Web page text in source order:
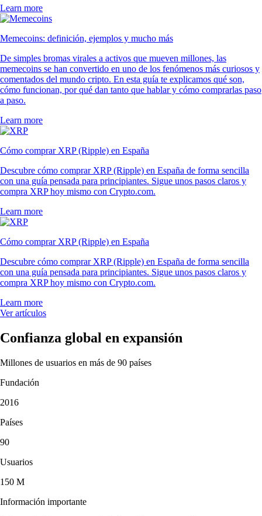
Learn more
Memecoins: definición, ejemplos y mucho más
De simples bromas virales a activos que mueven millones, las
memecoins se han convertido en uno de los fenómenos más curiosos y
comentados del mundo cripto. En esta guía te explicamos qué son,
cómo funcionan, por qué dan tanto que hablar y cómo comprarlas paso
a paso.
Learn more
Cómo comprar XRP (Ripple) en España
Descubre cómo comprar XRP (Ripple) en España de forma sencilla
con una guía pensada para principiantes. Sigue unos pasos claros y
compra XRP hoy mismo con Crypto.com.
Learn more
Cómo comprar XRP (Ripple) en España
Descubre cómo comprar XRP (Ripple) en España de forma sencilla
con una guía pensada para principiantes. Sigue unos pasos claros y
compra XRP hoy mismo con Crypto.com.
Learn more
Ver artículos
Confianza global en expansión
Millones de usuarios en más de 90 países
Fundación
2016
Países
90
Usuarios
150 M
Información importante